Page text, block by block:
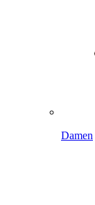
Damen